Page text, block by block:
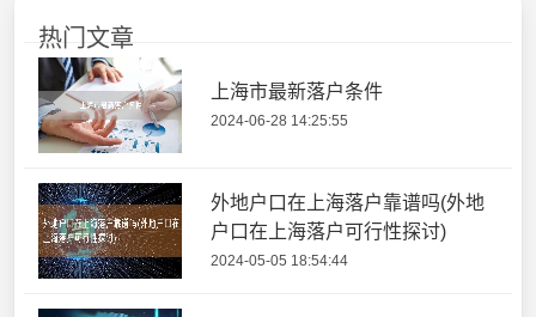
热门文章
上海市最新落户条件
2024-06-28 14:25:55
外地户口在上海落户靠谱吗(外地
户口在上海落户可行性探讨)
2024-05-05 18:54:44